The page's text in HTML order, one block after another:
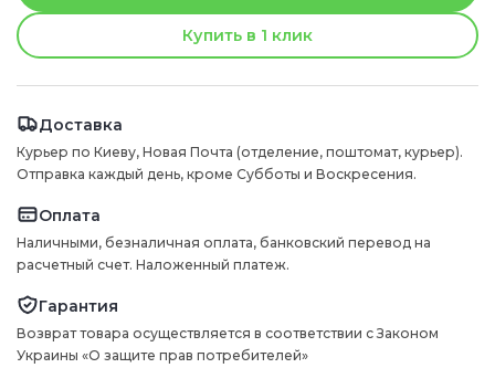
Купить в 1 клик
Доставка
Курьер по Киеву, Новая Почта (отделение, поштомат, курьер).
Отправка каждый день, кроме Субботы и Воскресения.
Оплата
Наличными, безналичная оплата, банковский перевод на
расчетный счет. Наложенный платеж.
Гарантия
Возврат товара осуществляется в соответствии с Законом
Украины «О защите прав потребителей»